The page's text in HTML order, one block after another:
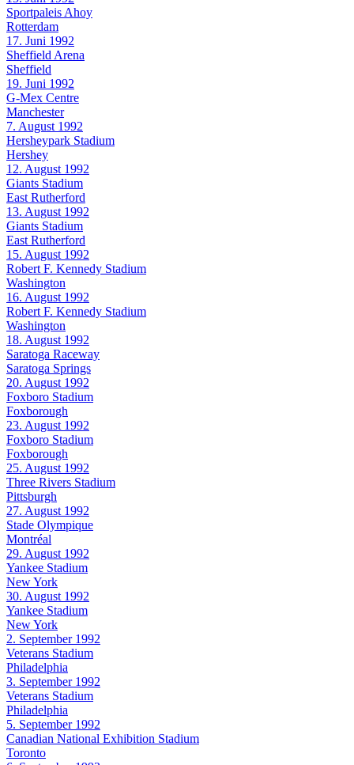
Sportpaleis Ahoy
Rotterdam
17. Juni 1992
Sheffield Arena
Sheffield
19. Juni 1992
G-Mex Centre
Manchester
7. August 1992
Hersheypark Stadium
Hershey
12. August 1992
Giants Stadium
East Rutherford
13. August 1992
Giants Stadium
East Rutherford
15. August 1992
Robert F. Kennedy Stadium
Washington
16. August 1992
Robert F. Kennedy Stadium
Washington
18. August 1992
Saratoga Raceway
Saratoga Springs
20. August 1992
Foxboro Stadium
Foxborough
23. August 1992
Foxboro Stadium
Foxborough
25. August 1992
Three Rivers Stadium
Pittsburgh
27. August 1992
Stade Olympique
Montréal
29. August 1992
Yankee Stadium
New York
30. August 1992
Yankee Stadium
New York
2. September 1992
Veterans Stadium
Philadelphia
3. September 1992
Veterans Stadium
Philadelphia
5. September 1992
Canadian National Exhibition Stadium
Toronto